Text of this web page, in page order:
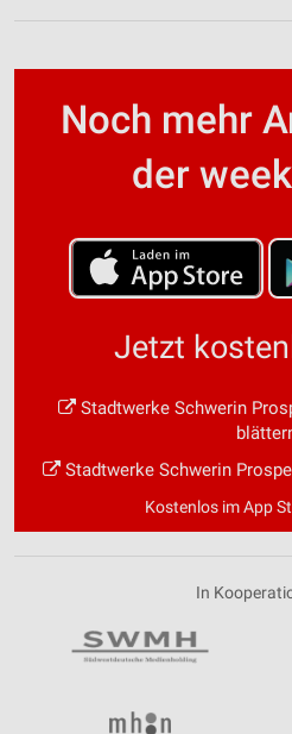
Noch mehr
der
Jetzt
Stadtwerke Schwerin
Stadtwerke Schwerin
Kostenlos im App
In